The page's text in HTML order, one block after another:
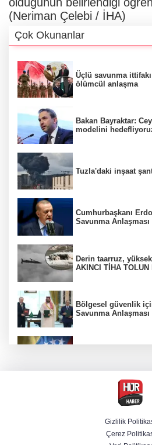
(Neriman Çelebi / İHA)
Çok Okunanlar
Üçlü savunma
ölümcül anlaşma
Bakan Bayraktar:
modelini
Tuzla'daki inşaat
Cumhurbaşkanı
Savunma Anlaşması
Derin taarruz,
AKINCI TİHA
Bölgesel güvenlik
Savunma Anlaşması
Trump imzaladı!
kısıtlamalar
BM'nin teklifine Türk
Gizlilik
Çerez